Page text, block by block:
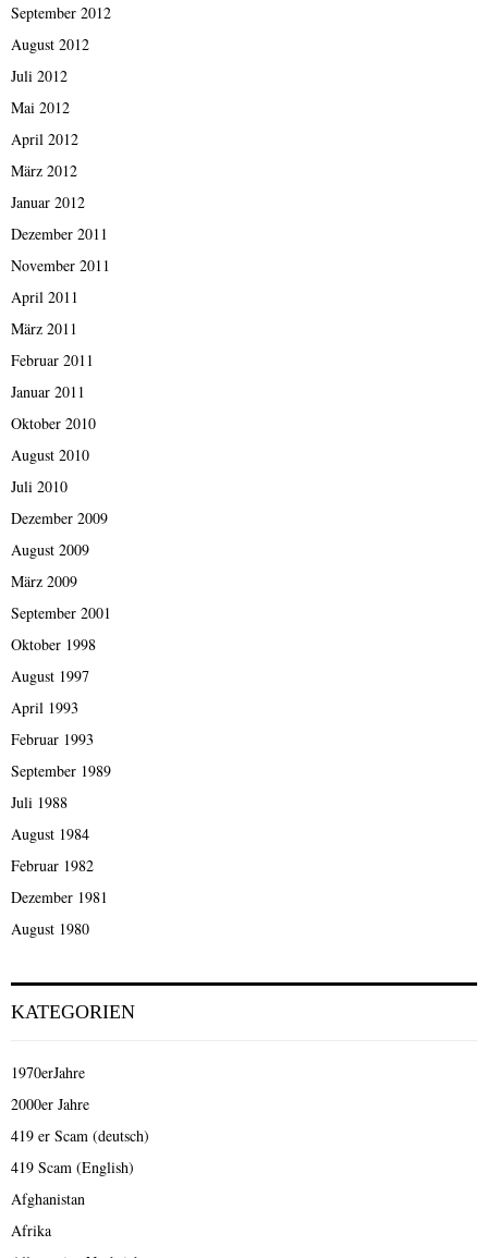
September 2012
August 2012
Juli 2012
Mai 2012
April 2012
März 2012
Januar 2012
Dezember 2011
November 2011
April 2011
März 2011
Februar 2011
Januar 2011
Oktober 2010
August 2010
Juli 2010
Dezember 2009
August 2009
März 2009
September 2001
Oktober 1998
August 1997
April 1993
Februar 1993
September 1989
Juli 1988
August 1984
Februar 1982
Dezember 1981
August 1980
KATEGORIEN
1970erJahre
2000er Jahre
419 er Scam (deutsch)
419 Scam (English)
Afghanistan
Afrika